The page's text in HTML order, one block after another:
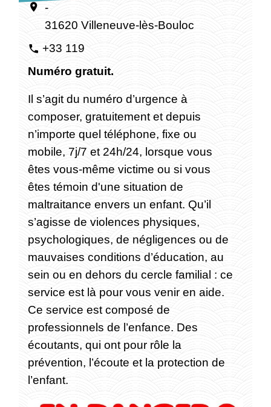
location_on
-
31620 Villeneuve-lès-Bouloc
phone +33 119
Numéro gratuit.
Il s’agit du numéro d’urgence à
composer, gratuitement et depuis
n’importe quel téléphone, fixe ou
mobile, 7j/7 et 24h/24, lorsque vous
êtes vous-même victime ou si vous
êtes témoin d'une situation de
maltraitance envers un enfant. Qu’il
s’agisse de violences physiques,
psychologiques, de négligences ou de
mauvaises conditions d’éducation, au
sein ou en dehors du cercle familial : ce
service est là pour vous venir en aide.
Ce service est composé de
professionnels de l’enfance. Des
écoutants, qui ont pour rôle la
prévention, l’écoute et la protection de
l’enfant.